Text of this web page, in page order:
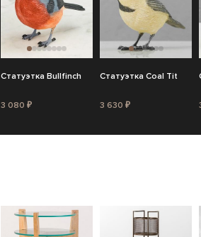
Статуэтка Bullfinch
3 080 ₽
Статуэтка Coal Tit
3 630 ₽